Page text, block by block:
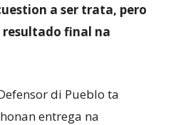
a ser trata, pero
resultado final na
di Pueblo ta
entrega na